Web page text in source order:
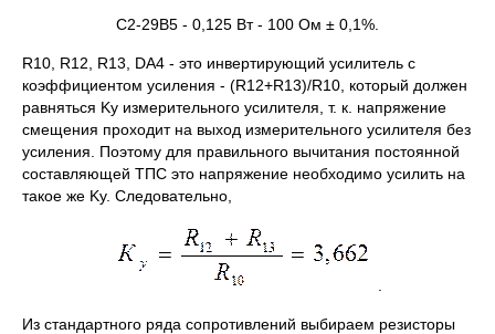
С2-29В5 - 0,125 Вт - 100 Ом ± 0,1%.
R10, R12, R13, DA4 - это инвертирующий усилитель с
коэффициентом усиления - (R12+R13)/R10, который должен
равняться Kу измерительного усилителя, т. к. напряжение
смещения проходит на выход измерительного усилителя без
усиления. Поэтому для правильного вычитания постоянной
составляющей ТПС это напряжение необходимо усилить на
такое же Kу. Следовательно,
Из стандартного ряда сопротивлений выбираем резисторы